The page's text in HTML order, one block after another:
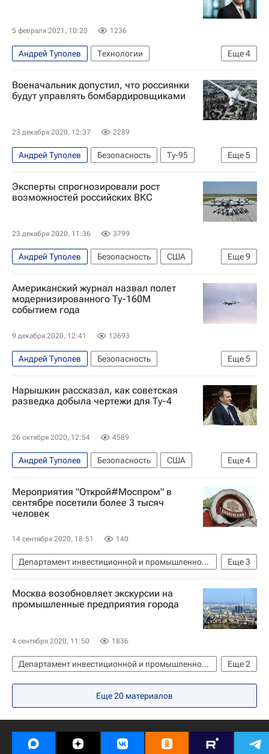
Краснодар
5 февраля 2021, 10:23 1236
Еще4
Андрей Туполев
Технологии
Владимир Путин
Михаил Гордин
Ту-160М
Россия
Военачальник допустил, что россиянки
будут управлять бомбардировщиками
23 декабря 2020, 12:37 2289
Еще5
Андрей Туполев Безопасность
Ту-95
Игорь Сикорский
Воздушно-космические силы России
Эксперты спрогнозировали рост
возможностей российских ВКС
23 декабря 2020, 11:36 3799
Еще9
Андрей Туполев Безопасность
США
Сирия
Ту-95 ВВС РФ
Игорь Сикорский
Воздушно-космические силы России
ОАО "Туполев"
Илья Муромец
Американский журнал назвал полет
модернизированного Ту-160М
событием года
9 декабря 2020, 12:41 12693
Еще5
Андрей Туполев
Безопасность
General Electric
США Европа
Ту-160М
Россия
Нарышкин рассказал, как советская
разведка добыла чертежи для Ту-4
26 октября 2020, 12:54 4589
Еще4
Андрей Туполев Безопасность
США
СССР
Сергей Нарышкин
Служба внешней разведки Российской Федерации (СВР России)
Ту-4
Мероприятия "Открой#Моспром" в
сентябре посетили более 3 тысяч
человек
14 сентября 2020, 18:51 140
Еще3
Департамент инвестиционной и промышленной политики города Москвы
Екатерина Климова
Александр Прохоров
Елена Летучая
Москва возобновляет экскурсии на
промышленные предприятия города
4 сентября 2020, 11:50 1836
Еще2
Департамент инвестиционной и промышленной политики города Москвы
Москва
Александр Прохоров
Еще20 материалов